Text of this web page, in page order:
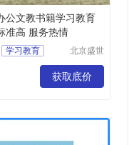
公文教书籍学习教育
准高 服务热情
学习教育
北京盛世
传播中心
获取底价